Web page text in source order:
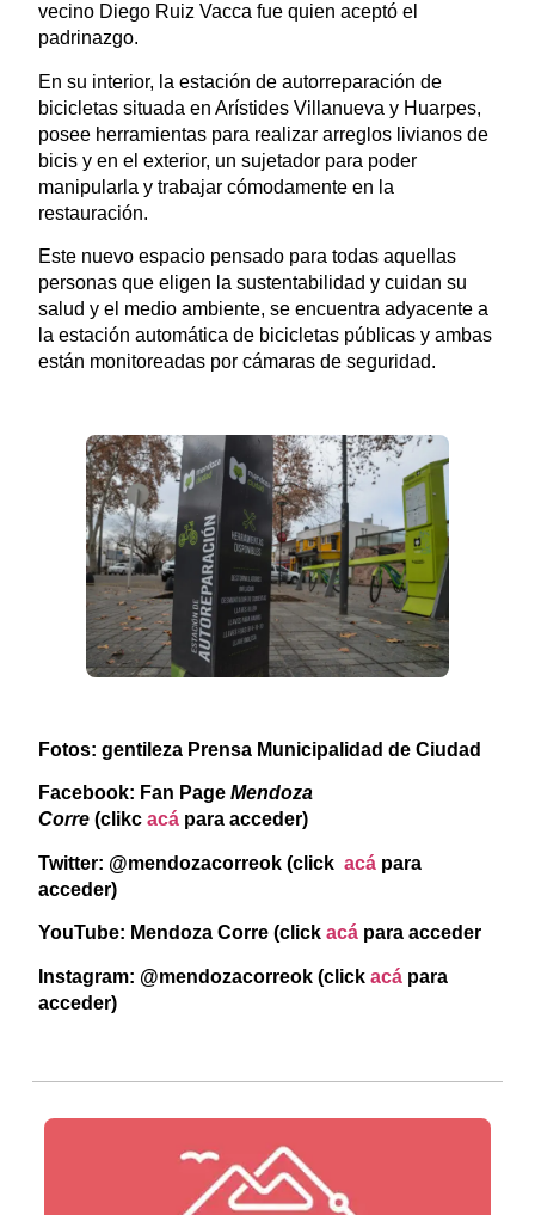
vecino Diego Ruiz Vacca fue quien aceptó el
padrinazgo.
En su interior, la estación de autorreparación de
bicicletas situada en Arístides Villanueva y Huarpes,
posee herramientas para realizar arreglos livianos de
bicis y en el exterior, un sujetador para poder
manipularla y trabajar cómodamente en la
restauración.
Este nuevo espacio pensado para todas aquellas
personas que eligen la sustentabilidad y cuidan su
salud y el medio ambiente, se encuentra adyacente a
la estación automática de bicicletas públicas y ambas
están monitoreadas por cámaras de seguridad.
Fotos: gentileza Prensa Municipalidad de Ciudad
Facebook: Fan Page Mendoza
Corre(clikc acápara acceder)
Twitter: @mendozacorreok (click acápara
acceder)
YouTube: Mendoza Corre (click acápara acceder
Instagram: @mendozacorreok (click acápara
acceder)